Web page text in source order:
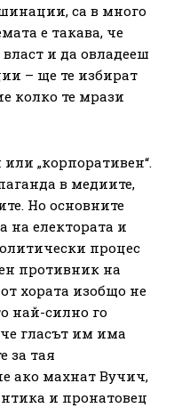
са в много
е такава, че
и да овладееш
– ще те избират
колко те мрази
или „корпоративен“.
в медиите,
Но основните
на електората и
процес
противник на
хората изобщо не
най-силно го
гласът им има
за тая
ако махнат Вучич,
и пронатовец